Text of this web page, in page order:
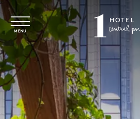
Overslaan naar hoofdinhoud
MENU